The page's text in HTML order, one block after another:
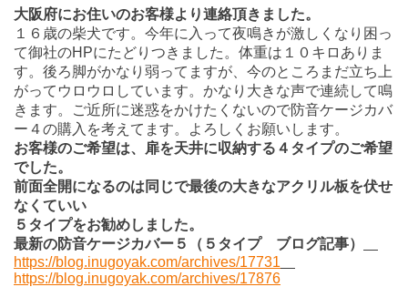
大阪府にお住いのお客様より連絡頂きました。
１６歳の柴犬です。今年に入って夜鳴きが激しくなり困っ
て御社のHPにたどりつきました。体重は１０キロありま
す。後ろ脚がかなり弱ってますが、今のところまだ立ち上
がってウロウロしています。かなり大きな声で連続して鳴
きます。ご近所に迷惑をかけたくないので防音ケージカバ
ー４の購入を考えてます。よろしくお願いします。
お客様のご希望は、扉を天井に収納する４タイプのご希望
でした。
前面全開になるのは同じで最後の大きなアクリル板を伏せ
なくていい
５タイプをお勧めしました。
最新の防音ケージカバー５（５タイプ ブログ記事）
https://blog.inugoyak.com/archives/17731
https://blog.inugoyak.com/archives/17876